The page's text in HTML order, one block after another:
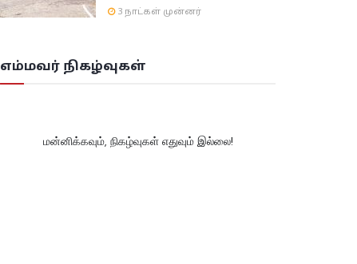
3 நாட்கள் முன்னர்
எம்மவர் நிகழ்வுகள்
மன்னிக்கவும், நிகழ்வுகள் எதுவும் இல்லை!